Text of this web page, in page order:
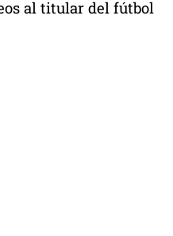
al titular del fútbol